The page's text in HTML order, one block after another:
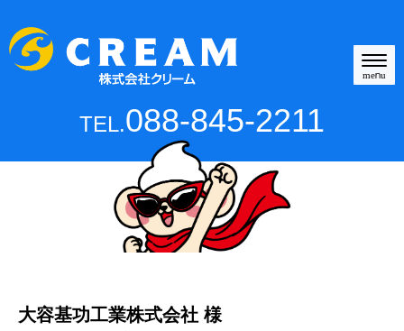
N
a
i
menu
TEL.088-845-2211
大容基功工業株式会社 様